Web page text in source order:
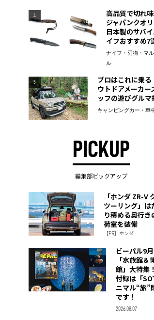
4
高品質で切れ
ジャパンクオリ
日本製のサバ
イフおすすめ7
ナイフ・刃物・マ
ル
5
プロはこれに乗る
ウトドアメーカー
ッフの遊びグルマ
キャンピングカー・車
PICKUP
編集部ピックアップ
「ホンダ ZR-V
ツーリング」は
り積める奥行き
荷室を装備
【PR】ホンダ
ビーパル9
「水族館＆
館」大特集
付録は「
ニマル“旅”
です！
2026.08.07